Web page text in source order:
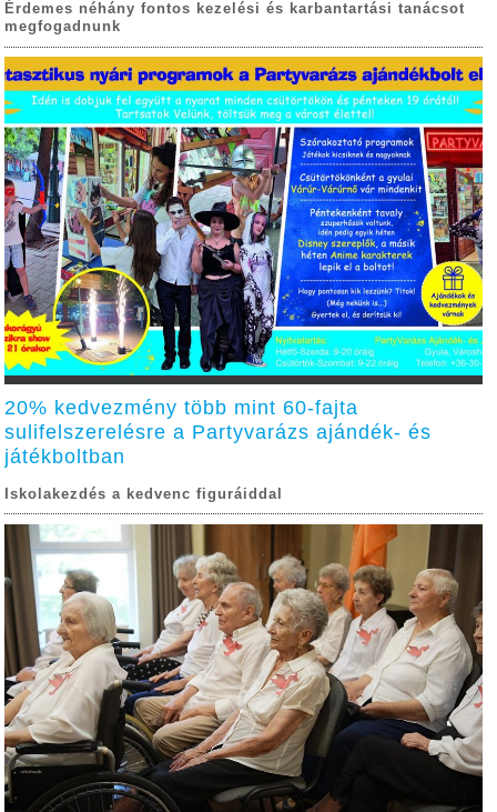
Érdemes néhány fontos kezelési és karbantartási tanácsot
megfogadnunk
20% kedvezmény több mint 60-fajta
sulifelszerelésre a Partyvarázs ajándék- és
játékboltban
Iskolakezdés a kedvenc figuráiddal